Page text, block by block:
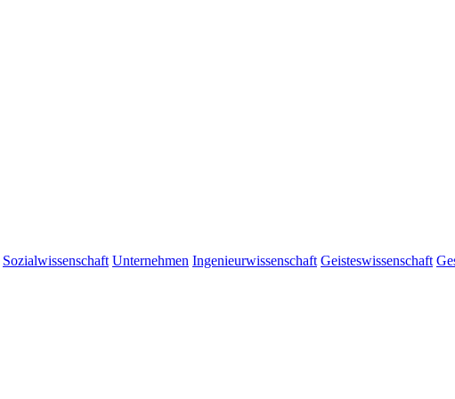
Sozialwissenschaft Unternehmen Ingenieurwissenschaft Geisteswissenschaft